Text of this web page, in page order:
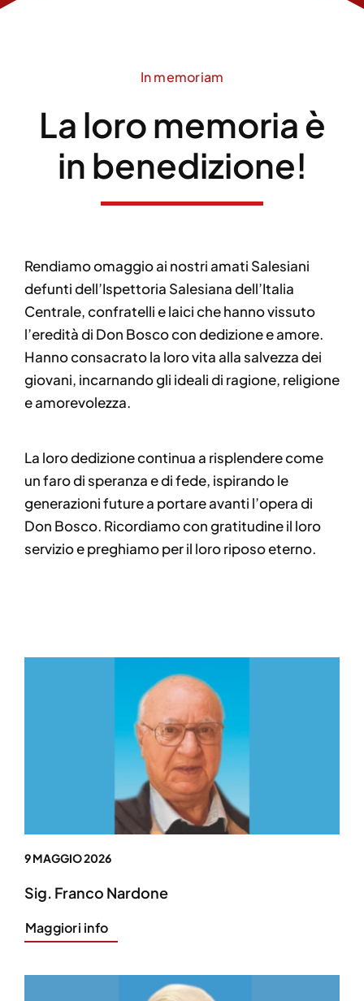
In memoriam
La loro memoria è
in benedizione!
Rendiamo omaggio ai nostri amati Salesiani
defunti dell’Ispettoria Salesiana dell’Italia
Centrale, confratelli e laici che hanno vissuto
l’eredità di Don Bosco con dedizione e amore.
Hanno consacrato la loro vita alla salvezza dei
giovani, incarnando gli ideali di ragione, religione
e amorevolezza.
La loro dedizione continua a risplendere come
un faro di speranza e di fede, ispirando le
generazioni future a portare avanti l’opera di
Don Bosco. Ricordiamo con gratitudine il loro
servizio e preghiamo per il loro riposo eterno.
9 MAGGIO 2026
Sig. Franco Nardone
Maggiori info